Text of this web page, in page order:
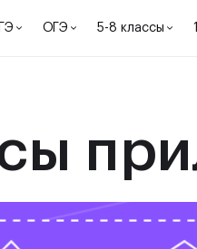
ОГЭ 5-8 классы